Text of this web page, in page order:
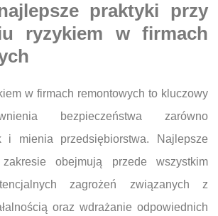
praktyki przy
ryzykiem w firmach
w firmach remontowych to kluczowy
bezpieczeństwa zarówno
i mienia przedsiębiorstwa. Najlepsze
obejmują przede wszystkim
zagrożeń związanych z
oraz wdrażanie odpowiednich